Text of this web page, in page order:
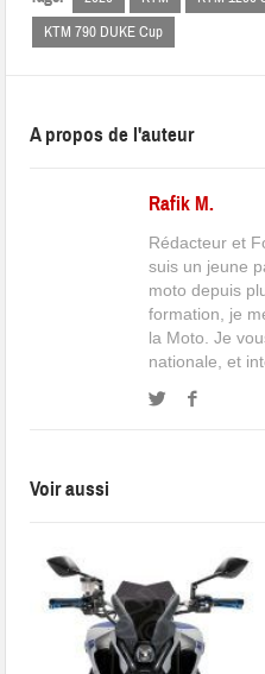
KTM 790 DUKE Cup
A propos de l'auteur
Rafik M.
Rédacteur et
suis un jeune
moto depuis
formation, je
la Moto. Je
nationale, et
Voir aussi